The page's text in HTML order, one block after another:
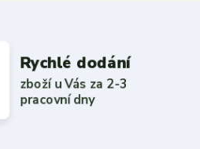
Rychlé dodání
zboží u Vás za 2-3
pracovní dny